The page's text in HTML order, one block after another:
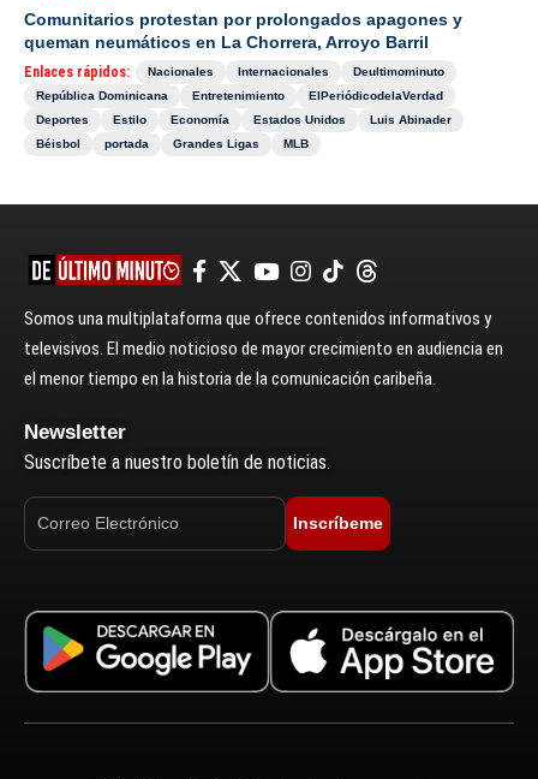
Comunitarios protestan por prolongados apagones y
queman neumáticos en La Chorrera, Arroyo Barril
Enlaces rápidos: Nacionales Internacionales
Deultimominuto
República Dominicana
Entretenimiento
ElPeriódicodelaVerdad
Deportes
Estilo Economía Estados Unidos
Luis Abinader
Béisbol
portada Grandes Ligas MLB
Somos una multiplataforma que ofrece contenidos informativos y
televisivos. El medio noticioso de mayor crecimiento en audiencia en
el menor tiempo en la historia de la comunicación caribeña.
Newsletter
Suscríbete a nuestro boletín de noticias.
Inscríbeme